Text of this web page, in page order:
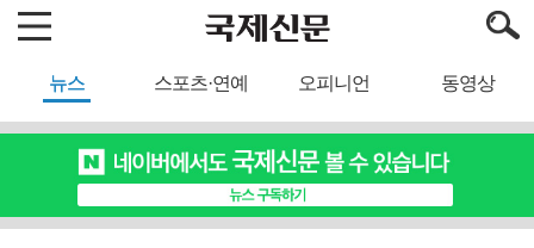
뉴스 스포츠·연예 오피니언 동영상